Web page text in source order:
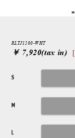
RLTJ1200-WHT
￥ 7,920(tax in)
S
M
L